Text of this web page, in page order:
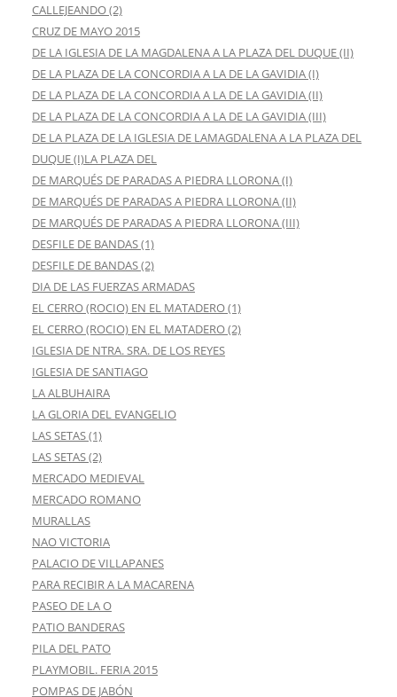
CALLEJEANDO (2)
CRUZ DE MAYO 2015
DE LA IGLESIA DE LA MAGDALENA A LA PLAZA DEL DUQUE (II)
DE LA PLAZA DE LA CONCORDIA A LA DE LA GAVIDIA (I)
DE LA PLAZA DE LA CONCORDIA A LA DE LA GAVIDIA (II)
DE LA PLAZA DE LA CONCORDIA A LA DE LA GAVIDIA (III)
DE LA PLAZA DE LA IGLESIA DE LAMAGDALENA A LA PLAZA DEL
DUQUE (I)LA PLAZA DEL
DE MARQUÉS DE PARADAS A PIEDRA LLORONA (I)
DE MARQUÉS DE PARADAS A PIEDRA LLORONA (II)
DE MARQUÉS DE PARADAS A PIEDRA LLORONA (III)
DESFILE DE BANDAS (1)
DESFILE DE BANDAS (2)
DIA DE LAS FUERZAS ARMADAS
EL CERRO (ROCIO) EN EL MATADERO (1)
EL CERRO (ROCIO) EN EL MATADERO (2)
IGLESIA DE NTRA. SRA. DE LOS REYES
IGLESIA DE SANTIAGO
LA ALBUHAIRA
LA GLORIA DEL EVANGELIO
LAS SETAS (1)
LAS SETAS (2)
MERCADO MEDIEVAL
MERCADO ROMANO
MURALLAS
NAO VICTORIA
PALACIO DE VILLAPANES
PARA RECIBIR A LA MACARENA
PASEO DE LA O
PATIO BANDERAS
PILA DEL PATO
PLAYMOBIL. FERIA 2015
POMPAS DE JABÓN